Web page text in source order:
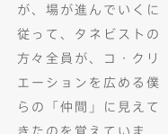
が、場が進んでいくに
従って、タネビストの
方々全員が、コ・クリ
エーションを広める僕
らの「仲間」に見えて